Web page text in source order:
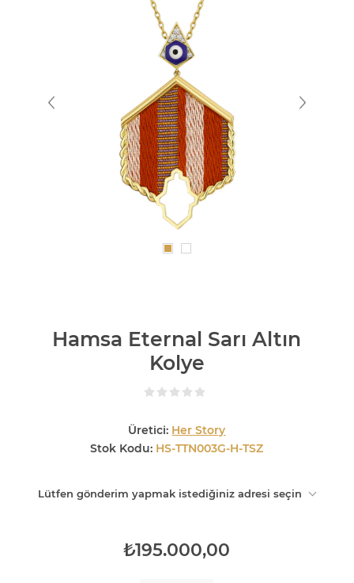
Hamsa Eternal Sarı Altın
Kolye
Üretici: Her Story
Stok Kodu: HS-TTN003G-H-TSZ
Lütfen gönderim yapmak istediğiniz adresi seçin
₺195.000,00